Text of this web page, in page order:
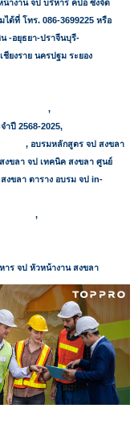
างาน จป บริหาร คปอ ซึ่งจัด
ด้ที่ โทร. 086-3699225 หรือ
-อยุธยา-ปราจีนบุรี-
ยงราย นครปฐม ระยอง
,
ำปี 2568-2025,
, อบรมหลักสูตร จป สงขลา
ขลา จป เทคนิค สงขลา ศูนย์
งขลา ตาราง อบรม จป in-
,
ร จป หัวหน้างาน สงขลา